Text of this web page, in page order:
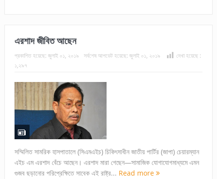
এরশাদ জীবিত আছেন
প্রকাশিত হয়েছে: জুলাই ০১, ২০১৯ সর্বশেষ আপডেট হয়েছে: জুলাই ০১, ২০১৯
দেখা হয়েছে :
১,২৯৭
সম্মিলিত সামরিক হাসপাতালে (সিএমএইচ) চিকিৎসাধীন জাতীয় পার্টির (জাপা) চেয়ারম্যান
এইচ এম এরশাদ বেঁচে আছেন। এরশাদ মারা গেছেন—সামাজিক যোগাযোগমাধ্যমে এমন
গুজব ছড়ানোর পরিপ্রেক্ষিতে সাবেক এই রাষ্ট্র... Read more